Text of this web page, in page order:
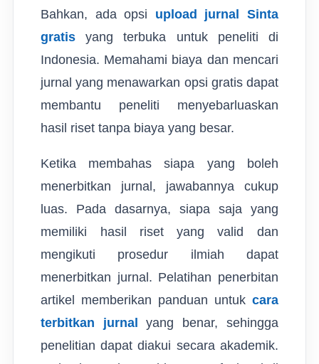
Bahkan, ada opsi upload jurnal Sinta
gratis yang terbuka untuk peneliti di
Indonesia. Memahami biaya dan mencari
jurnal yang menawarkan opsi gratis dapat
membantu peneliti menyebarluaskan
hasil riset tanpa biaya yang besar.
Ketika membahas siapa yang boleh
menerbitkan jurnal, jawabannya cukup
luas. Pada dasarnya, siapa saja yang
memiliki hasil riset yang valid dan
mengikuti prosedur ilmiah dapat
menerbitkan jurnal. Pelatihan penerbitan
artikel memberikan panduan untuk cara
terbitkan jurnal
yang benar, sehingga
penelitian dapat diakui secara akademik.